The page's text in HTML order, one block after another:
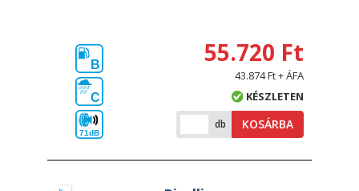
B
C
71dB
55.720 Ft
43.874 Ft + ÁFA
KÉSZLETEN
db KOSÁRBA